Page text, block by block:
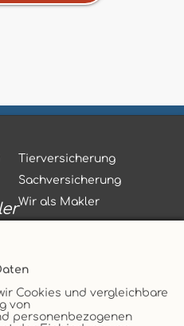
Cookies und vergleichbare
von
personenbezogenen
Tierversicherung
Sachversicherung
Wir als Makler